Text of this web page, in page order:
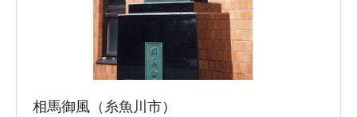
相馬御風（糸魚川市）